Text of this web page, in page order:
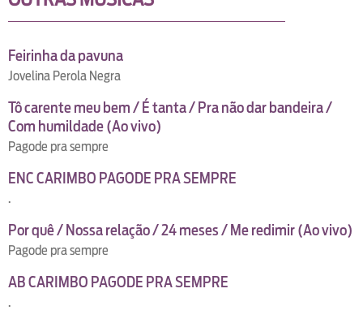
Feirinha da pavuna
Jovelina Perola Negra
Tô carente meu bem / É tanta / Pra não dar bandeira /
Com humildade (Ao vivo)
Pagode pra sempre
ENC CARIMBO PAGODE PRA SEMPRE
.
Por quê / Nossa relação / 24 meses / Me redimir (Ao vivo)
Pagode pra sempre
AB CARIMBO PAGODE PRA SEMPRE
.